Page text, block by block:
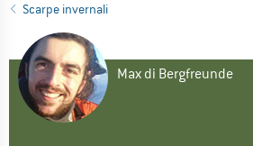
Scarpe invernali
Max di Bergfreunde